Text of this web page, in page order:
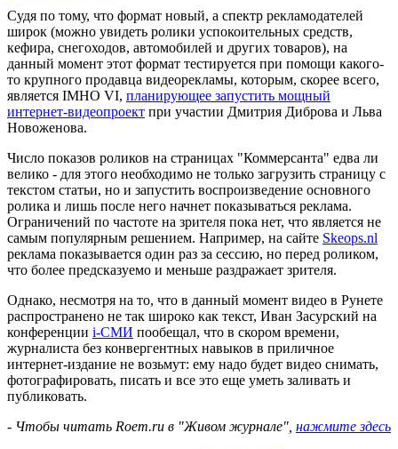
Судя по тому, что формат новый, а спектр рекламодателей
широк (можно увидеть ролики успокоительных средств,
кефира, снегоходов, автомобилей и других товаров), на
данный момент этот формат тестируется при помощи какого-
то крупного продавца видеорекламы, которым, скорее всего,
является IMHO VI, планирующее запустить мощный
интернет-видеопроект при участии Дмитрия Диброва и Льва
Новоженова.
Число показов роликов на страницах "Коммерсанта" едва ли
велико - для этого необходимо не только загрузить страницу с
текстом статьи, но и запустить воспроизведение основного
ролика и лишь после него начнет показываться реклама.
Ограничений по частоте на зрителя пока нет, что является не
самым популярным решением. Например, на сайте Skeops.nl
реклама показывается один раз за сессию, но перед роликом,
что более предсказуемо и меньше раздражает зрителя.
Однако, несмотря на то, что в данный момент видео в Рунете
распространено не так широко как текст, Иван Засурский на
конференции i-СМИ пообещал, что в скором времени,
журналиста без конвергентных навыков в приличное
интернет-издание не возьмут: ему надо будет видео снимать,
фотографировать, писать и все это еще уметь заливать и
публиковать.
- Чтобы читать Roem.ru в "Живом журнале", нажмите здесь